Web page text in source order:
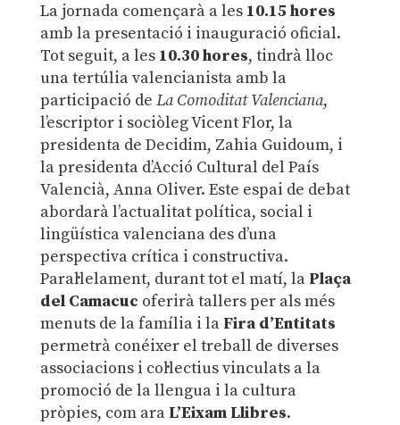
La jornada començarà a les 10.15 hores
amb la presentació i inauguració oficial.
Tot seguit, a les 10.30 hores, tindrà lloc
una tertúlia valencianista amb la
participació de La Comoditat Valenciana,
l’escriptor i sociòleg Vicent Flor, la
presidenta de Decidim, Zahia Guidoum, i
la presidenta d’Acció Cultural del País
Valencià, Anna Oliver. Este espai de debat
abordarà l’actualitat política, social i
lingüística valenciana des d’una
perspectiva crítica i constructiva.
Paral·lelament, durant tot el matí, la Plaça
del Camacuc oferirà tallers per als més
menuts de la família i la Fira d’Entitats
permetrà conéixer el treball de diverses
associacions i col·lectius vinculats a la
promoció de la llengua i la cultura
pròpies, com ara L’Eixam Llibres.